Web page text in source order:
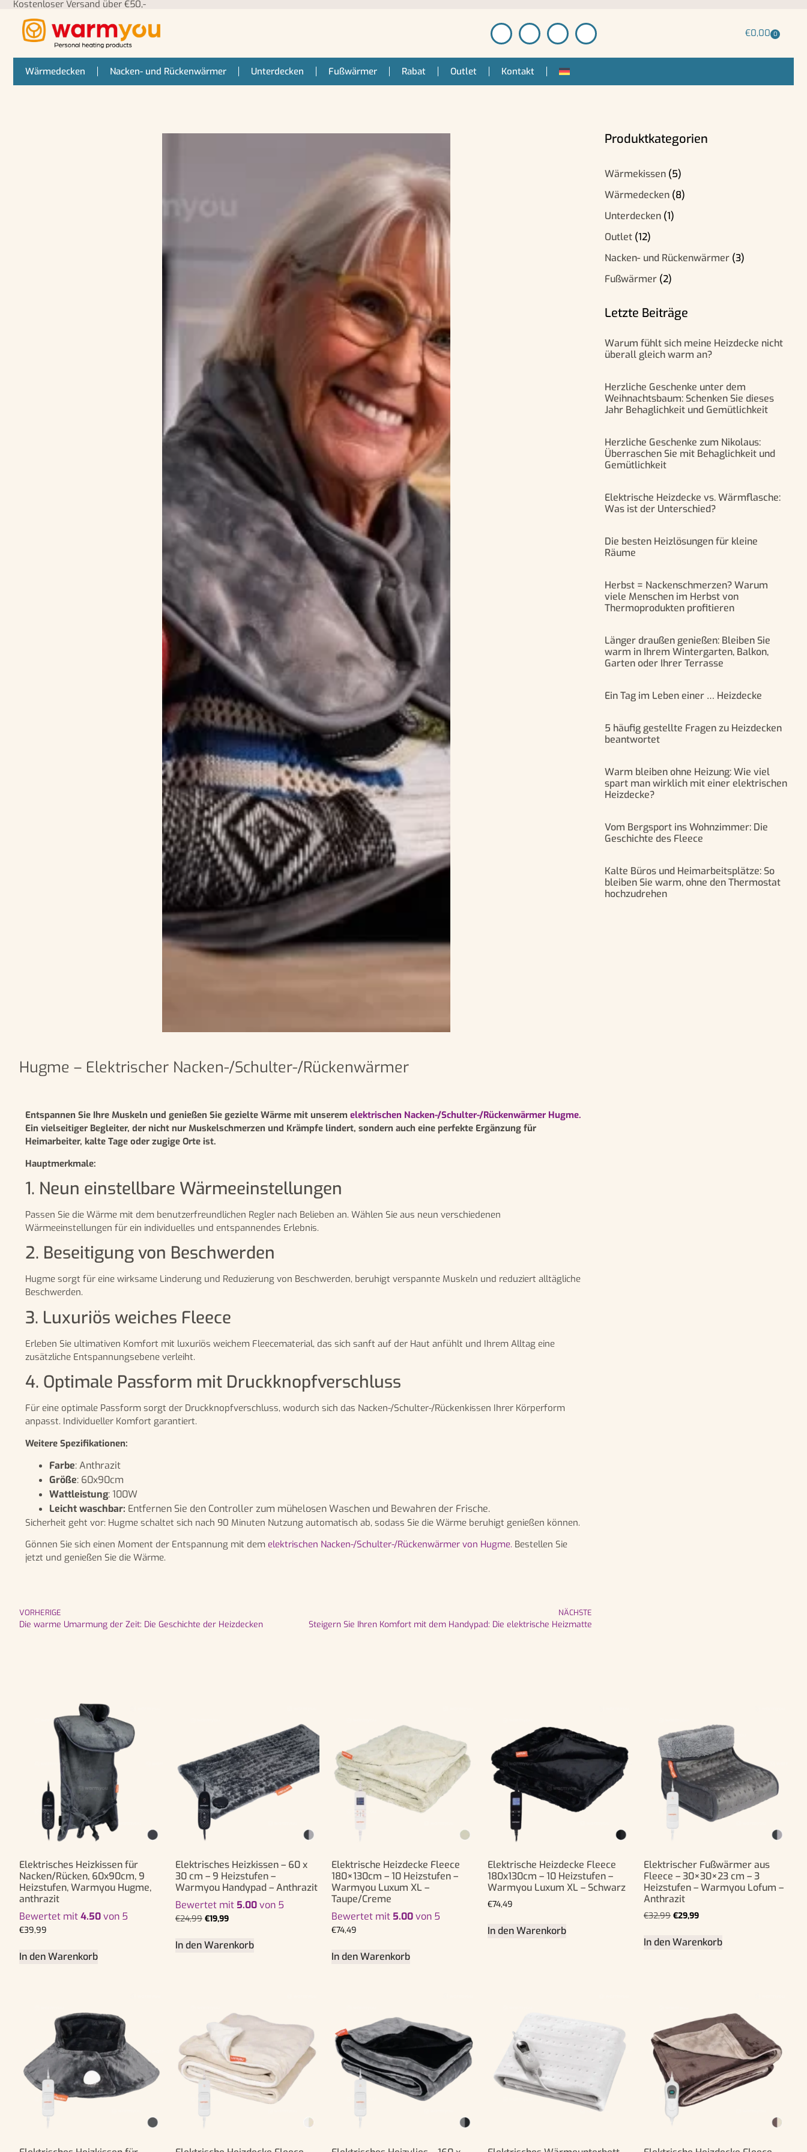
Kostenloser Versand über €50,-
€0,00 0
Wärmedecken Nacken- und Rückenwärmer Unterdecken Fußwärmer Rabat Outlet Kontakt
Hugme – Elektrischer Nacken-/Schulter-/Rückenwärmer
Entspannen Sie Ihre Muskeln und genießen Sie gezielte Wärme mit unserem elektrischen Nacken-/Schulter-/Rückenwärmer Hugme.
Ein vielseitiger Begleiter, der nicht nur Muskelschmerzen und Krämpfe lindert, sondern auch eine perfekte Ergänzung für
Heimarbeiter, kalte Tage oder zugige Orte ist.
Hauptmerkmale:
1. Neun einstellbare Wärmeeinstellungen
Passen Sie die Wärme mit dem benutzerfreundlichen Regler nach Belieben an. Wählen Sie aus neun verschiedenen
Wärmeeinstellungen für ein individuelles und entspannendes Erlebnis.
2. Beseitigung von Beschwerden
Hugme sorgt für eine wirksame Linderung und Reduzierung von Beschwerden, beruhigt verspannte Muskeln und reduziert alltägliche
Beschwerden.
3. Luxuriös weiches Fleece
Erleben Sie ultimativen Komfort mit luxuriös weichem Fleecematerial, das sich sanft auf der Haut anfühlt und Ihrem Alltag eine
zusätzliche Entspannungsebene verleiht.
4. Optimale Passform mit Druckknopfverschluss
Für eine optimale Passform sorgt der Druckknopfverschluss, wodurch sich das Nacken-/Schulter-/Rückenkissen Ihrer Körperform
anpasst. Individueller Komfort garantiert.
Weitere Spezifikationen:
Farbe: Anthrazit
Größe: 60x90cm
Wattleistung: 100W
Leicht waschbar: Entfernen Sie den Controller zum mühelosen Waschen und Bewahren der Frische.
Sicherheit geht vor: Hugme schaltet sich nach 90 Minuten Nutzung automatisch ab, sodass Sie die Wärme beruhigt genießen können.
Gönnen Sie sich einen Moment der Entspannung mit dem elektrischen Nacken-/Schulter-/Rückenwärmer von Hugme. Bestellen Sie
jetzt und genießen Sie die Wärme.
VORHERIGE
Die warme Umarmung der Zeit: Die Geschichte der Heizdecken
NÄCHSTE
Steigern Sie Ihren Komfort mit dem Handypad: Die elektrische Heizmatte
Produktkategorien
Wärmekissen (5)
Wärmedecken (8)
Unterdecken (1)
Outlet (12)
Nacken- und Rückenwärmer (3)
Fußwärmer (2)
Letzte Beiträge
Warum fühlt sich meine Heizdecke nicht
überall gleich warm an?
Herzliche Geschenke unter dem
Weihnachtsbaum: Schenken Sie dieses
Jahr Behaglichkeit und Gemütlichkeit
Herzliche Geschenke zum Nikolaus:
Überraschen Sie mit Behaglichkeit und
Gemütlichkeit
Elektrische Heizdecke vs. Wärmflasche:
Was ist der Unterschied?
Die besten Heizlösungen für kleine
Räume
Herbst = Nackenschmerzen? Warum
viele Menschen im Herbst von
Thermoprodukten profitieren
Länger draußen genießen: Bleiben Sie
warm in Ihrem Wintergarten, Balkon,
Garten oder Ihrer Terrasse
Ein Tag im Leben einer … Heizdecke
5 häufig gestellte Fragen zu Heizdecken
beantwortet
Warm bleiben ohne Heizung: Wie viel
spart man wirklich mit einer elektrischen
Heizdecke?
Vom Bergsport ins Wohnzimmer: Die
Geschichte des Fleece
Kalte Büros und Heimarbeitsplätze: So
bleiben Sie warm, ohne den Thermostat
hochzudrehen
Elektrisches Heizkissen für
Nacken/Rücken, 60x90cm, 9
Heizstufen, Warmyou Hugme,
anthrazit
Bewertet mit4.50von 5
€39,99
In den Warenkorb
Elektrisches Heizkissen – 60 x
30 cm – 9 Heizstufen –
Warmyou Handypad – Anthrazit
Bewertet mit 5.00von 5
€24,99 €19,99
In den Warenkorb
Elektrische Heizdecke Fleece
180×130cm – 10 Heizstufen –
Warmyou Luxum XL –
Taupe/Creme
Bewertet mit 5.00von 5
€74,49
In den Warenkorb
Elektrische Heizdecke Fleece
180x130cm – 10 Heizstufen –
Warmyou Luxum XL – Schwarz
€74,49
In den Warenkorb
Elektrischer Fußwärmer aus
Fleece – 30×30×23 cm – 3
Heizstufen – Warmyou Lofum –
Anthrazit
€32,99 €29,99
In den Warenkorb